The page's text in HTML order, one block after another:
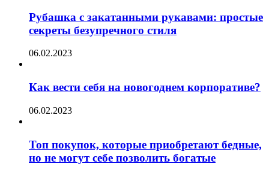
Рубашка с закатанными рукавами: простые
секреты безупречного стиля
06.02.2023
Как вести себя на новогоднем корпоративе?
06.02.2023
Топ покупок, которые приобретают бедные,
но не могут себе позволить богатые